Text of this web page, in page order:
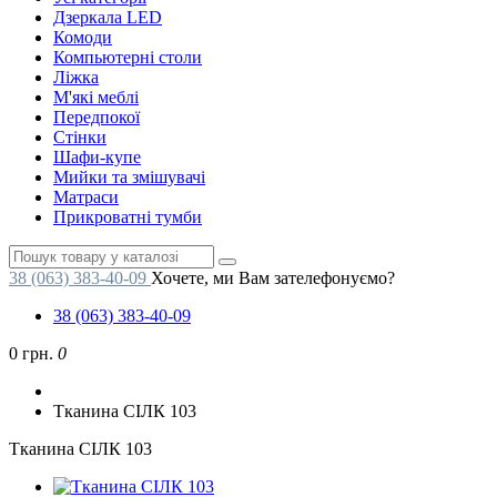
Дзеркала LED
Комоди
Компьютерні столи
Ліжка
М'які меблі
Передпокої
Стінки
Шафи-купе
Мийки та змішувачі
Матраси
Прикроватні тумби
38 (063) 383-40-09 Хочете, ми Вам зателефонуємо?
38 (063) 383-40-09
0 грн. 0
Тканина СІЛК 103
Тканина СІЛК 103